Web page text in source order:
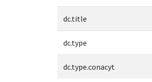
dc.title
dc.type
dc.type.conacyt